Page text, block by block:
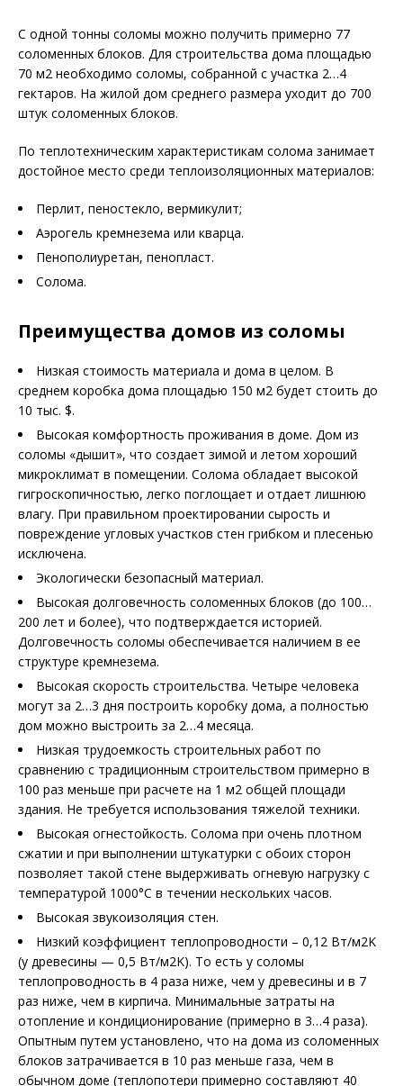
С одной тонны соломы можно получить примерно 77
соломенных блоков. Для строительства дома площадью
70 м2 необходимо соломы, собранной с участка 2…4
гектаров. На жилой дом среднего размера уходит до 700
штук соломенных блоков.
По теплотехническим характеристикам солома занимает
достойное место среди теплоизоляционных материалов:
Перлит, пеностекло, вермикулит;
Аэрогель кремнезема или кварца.
Пенополиуретан, пенопласт.
Солома.
Преимущества домов из соломы
Низкая стоимость материала и дома в целом. В
среднем коробка дома площадью 150 м2 будет стоить до
10 тыс. $.
Высокая комфортность проживания в доме. Дом из
соломы «дышит», что создает зимой и летом хороший
микроклимат в помещении. Солома обладает высокой
гигроскопичностью, легко поглощает и отдает лишнюю
влагу. При правильном проектировании сырость и
повреждение угловых участков стен грибком и плесенью
исключена.
Экологически безопасный материал.
Высокая долговечность соломенных блоков (до 100…
200 лет и более), что подтверждается историей.
Долговечность соломы обеспечивается наличием в ее
структуре кремнезема.
Высокая скорость строительства. Четыре человека
могут за 2…3 дня построить коробку дома, а полностью
дом можно выстроить за 2…4 месяца.
Низкая трудоемкость строительных работ по
сравнению с традиционным строительством примерно в
100 раз меньше при расчете на 1 м2 общей площади
здания. Не требуется использования тяжелой техники.
Высокая огнестойкость. Солома при очень плотном
сжатии и при выполнении штукатурки с обоих сторон
позволяет такой стене выдерживать огневую нагрузку с
температурой 1000°С в течении нескольких часов.
Высокая звукоизоляция стен.
Низкий коэффициент теплопроводности – 0,12 Вт/м2K
(у древесины — 0,5 Вт/м2K). То есть у соломы
теплопроводность в 4 раза ниже, чем у древесины и в 7
раз ниже, чем в кирпича. Минимальные затраты на
отопление и кондиционирование (примерно в 3…4 раза).
Опытным путем установлено, что на дома из соломенных
блоков затрачивается в 10 раз меньше газа, чем в
обычном доме (теплопотери примерно составляют 40